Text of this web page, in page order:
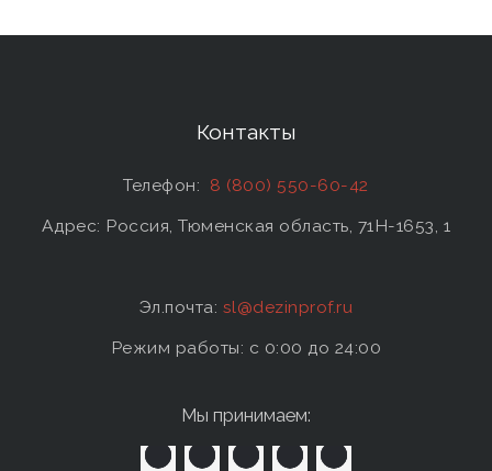
Контакты
Телефон: 8 (800) 550-60-42
Адрес: Россия, Тюменская область, 71Н-1653, 1
Эл.почта: sl@dezinprof.ru
Режим работы: c 0:00 до 24:00
Мы принимаем: